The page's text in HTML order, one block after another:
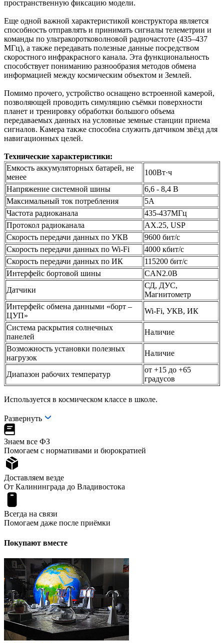
пространственную фиксацию модели.
Еще одной важной характеристикой конструктора является
способность отправлять и принимать сигналы телеметрии и
команды по ультракоротковолновой радиочастоте (435–437
МГц), а также передавать полезные данные посредством
скоростного инфракрасного канала. Эта функциональность
способствует пониманию разнообразия методов обмена
информацией между космическим объектом и Землей.
Помимо прочего, устройство оснащено встроенной камерой,
позволяющей проводить симуляцию съёмки поверхности
планет и тренировку обработки большого объема
передаваемых данных на условные земные станции приема
сигналов. Камера также способна служить датчиком звёзд для
навигационных целей.
Технические характеристики:
Емкость аккумуляторных батарей, не
менее
100Вт·ч
Напряжение системной шины
6,6 - 8,4 В
Максимальный ток потребления
5А
Частота радиоканала
435-437МГц
Протокол радиоканала
AX.25, USP
Скорость передачи данных по УКВ
9600 бит/с
Скорость передачи данных по Wi-Fi
4000 кбит/с
Скорость передачи данных по ИК
115200 бит/с
Интерфейс бортовой шины
CAN2.0B
Датчики
СД, ДУС,
Магнитометр
Интерфейс обмена данными «борт –
ЦУП»
Wi-Fi, УКВ, ИК
Система раскрытия солнечных
панелей
Наличие
Возможность установки полезных
нагрузок
Наличие
Диапазон рабочих температур
от +15 до +65
градусов
Используется в космическом классе в школе.
Развернуть
Знаем все ФЗ
Помогаем с нормативами и бюрократией
Доставляем везде
От Калининграда до Владивостока
Всегда на связи
Помогаем даже после приёмки
Покупают вместе